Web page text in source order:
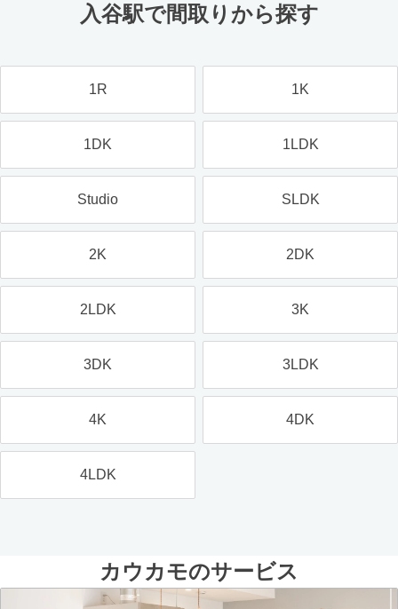
入谷駅で間取りから探す
1R 1K
1DK 1LDK
Studio SLDK
2K 2DK
2LDK 3K
3DK 3LDK
4K 4DK
4LDK
カウカモのサービス